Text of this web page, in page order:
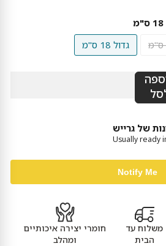
גדול 18 ס"מ
של גרייש
Usually ready
Notify Me
משלוח עד
הבית
חומרי יצירה איכותיים
ומהלב